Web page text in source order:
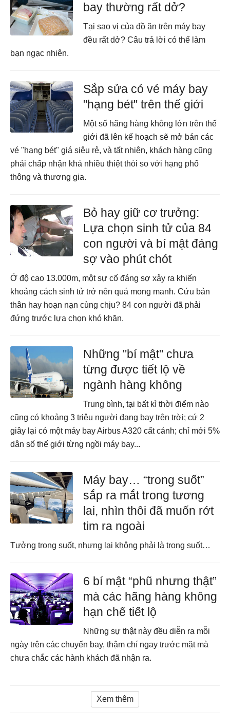
bay thường rất dở?
Tại sao vị của đồ ăn trên máy bay
đều rất dở? Câu trả lời có thể làm
bạn ngạc nhiên.
Sắp sửa có vé máy bay
"hạng bét" trên thế giới
Một số hãng hàng không lớn trên thế
giới đã lên kế hoạch sẽ mở bán các
vé "hạng bét" giá siêu rẻ, và tất nhiên, khách hàng cũng
phải chấp nhận khá nhiều thiệt thòi so với hạng phổ
thông và thương gia.
Bỏ hay giữ cơ trưởng:
Lựa chọn sinh tử của 84
con người và bí mật đáng
sợ vào phút chót
Ở độ cao 13.000m, một sự cố đáng sợ xảy ra khiến
khoảng cách sinh tử trở nên quá mong manh. Cứu bản
thân hay hoạn nạn cùng chịu? 84 con người đã phải
đứng trước lựa chọn khó khăn.
Những "bí mật" chưa
từng được tiết lộ về
ngành hàng không
Trung bình, tại bất kì thời điểm nào
cũng có khoảng 3 triệu người đang bay trên trời; cứ 2
giây lại có một máy bay Airbus A320 cất cánh; chỉ mới 5%
dân số thế giới từng ngồi máy bay...
Máy bay… “trong suốt”
sắp ra mắt trong tương
lai, nhìn thôi đã muốn rớt
tim ra ngoài
Tưởng trong suốt, nhưng lại không phải là trong suốt…
6 bí mật “phũ nhưng thật”
mà các hãng hàng không
hạn chế tiết lộ
Những sự thật này đều diễn ra mỗi
ngày trên các chuyến bay, thậm chí ngay trước mặt mà
chưa chắc các hành khách đã nhận ra.
Xem thêm